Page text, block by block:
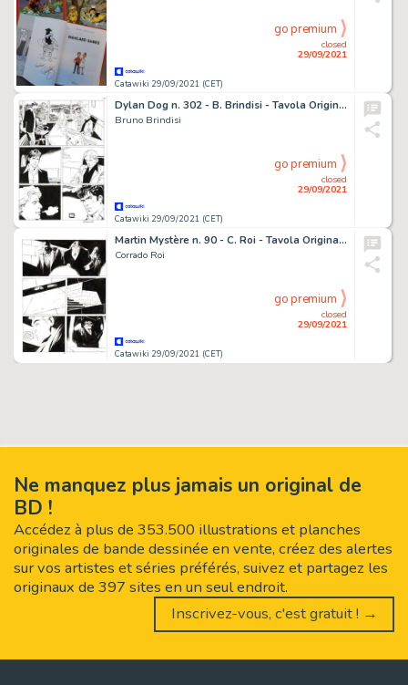
Catawiki 29/09/2021 (CET)
closed
29/09/2021
go premium
Dylan Dog n. 302 - B. Brindisi - Tavola Originale "Il delitto perfetto" - Page volante - EO - (2014)
Bruno Brindisi
Catawiki 29/09/2021 (CET)
closed
29/09/2021
go premium
Martin Mystère n. 90 - C. Roi - Tavola Originale "il Cuore di Christopher" - Page volante - Exemplaire unique - (1989)
Corrado Roi
Catawiki 29/09/2021 (CET)
closed
29/09/2021
go premium
Ne manquez plus jamais un original de
BD !
Accédez à plus de 353.500 illustrations et planches
originales de bande dessinée en vente, créez des alertes
sur vos artistes et séries préférés, suivez et partagez les
originaux de 397 sites en un seul endroit.
Inscrivez-vous, c'est gratuit ! →